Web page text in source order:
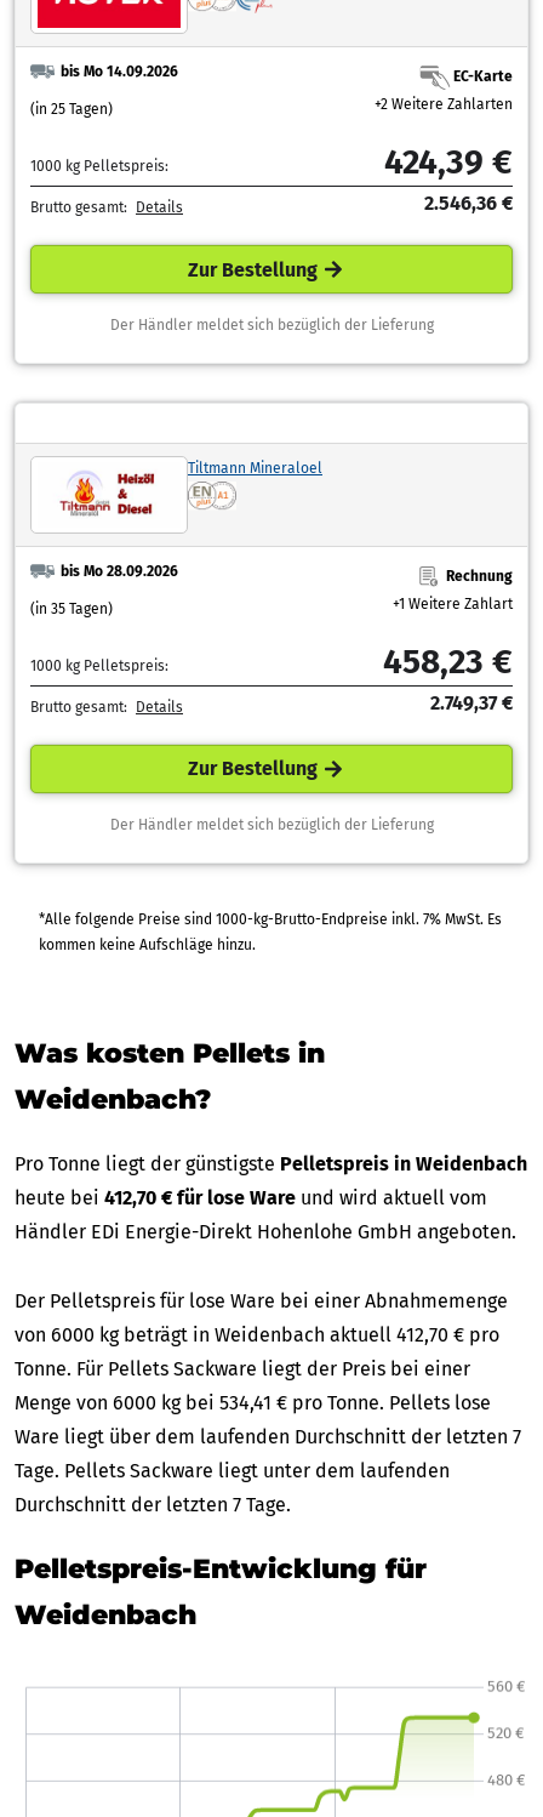
bis Mo 14.09.2026
(in 25 Tagen)
EC-Karte
+2 Weitere Zahlarten
1000 kg Pelletspreis: 424,39 €
Brutto gesamt: Details 2.546,36 €
Zur Bestellung
Der Händler meldet sich bezüglich der Lieferung
Tiltmann Mineraloel
bis Mo 28.09.2026
(in 35 Tagen)
Rechnung
+1 Weitere Zahlart
1000 kg Pelletspreis: 458,23 €
Brutto gesamt: Details 2.749,37 €
Zur Bestellung
Der Händler meldet sich bezüglich der Lieferung
*Alle folgende Preise sind 1000-kg-Brutto-Endpreise inkl. 7% MwSt. Es
kommen keine Aufschläge hinzu.
Was kosten Pellets in
Weidenbach?
Pro Tonne liegt der günstigste Pelletspreis in Weidenbach
heute bei 412,70 € für lose Ware und wird aktuell vom
Händler EDi Energie-Direkt Hohenlohe GmbH angeboten.
Der Pelletspreis für lose Ware bei einer Abnahmemenge
von 6000 kg beträgt in Weidenbach aktuell 412,70 € pro
Tonne. Für Pellets Sackware liegt der Preis bei einer
Menge von 6000 kg bei 534,41 € pro Tonne. Pellets lose
Ware liegt über dem laufenden Durchschnitt der letzten 7
Tage. Pellets Sackware liegt unter dem laufenden
Durchschnitt der letzten 7 Tage.
Pelletspreis-Entwicklung für
Weidenbach